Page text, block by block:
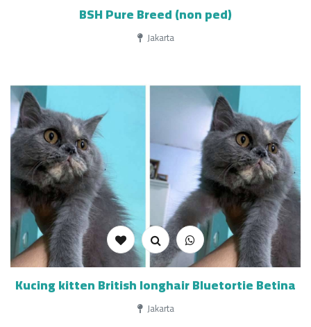
BSH Pure Breed (non ped)
Jakarta
Kucing kitten British longhair Bluetortie Betina
Jakarta